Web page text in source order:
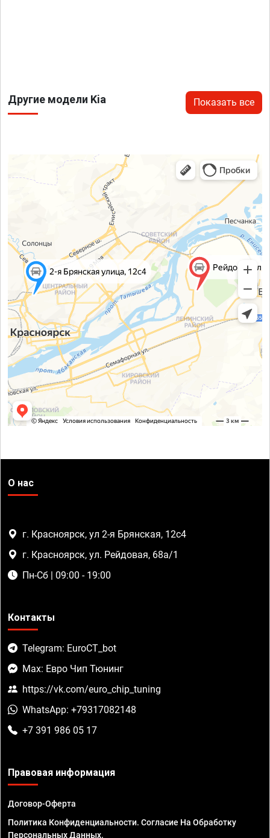
Другие модели Kia Показать все
О нас
г. Красноярск, ул 2-я Брянская, 12с4
г. Красноярск, ул. Рейдовая, 68а/1
Пн-Сб | 09:00 - 19:00
Контакты
Telegram: EuroCT_bot
Max: Евро Чип Тюнинг
https://vk.com/euro_chip_tuning
WhatsApp: +79317082148
+7 391 986 05 17
Правовая информация
Договор-Оферта
Политика Конфиденциальности. Согласие На Обработку
Персональных Данных.